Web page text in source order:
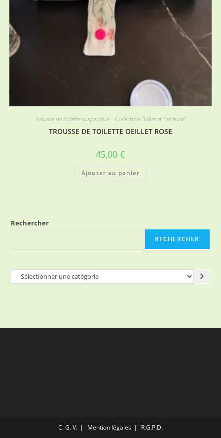
Trousse de toilette suspendue – Collection “Libre et Curieuse”
TROUSSE DE TOILETTE OEILLET ROSE
45,00 €
Ajouter au panier
Rechercher
RECHERCHER
Sélectionner
C. G. V. Mention légales R.G.P.D.